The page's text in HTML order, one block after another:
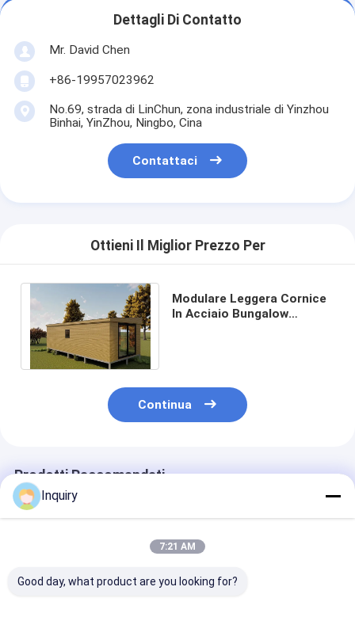
Dettagli Di Contatto
Mr. David Chen
+86-19957023962
No.69, strada di LinChun, zona industriale di Yinzhou
Binhai, YinZhou, Ningbo, Cina
Contattaci
Ottieni Il Miglior Prezzo Per
Modulare Leggera Cornice
In Acciaio Bungalow
Continua
Prodotti Raccomandati
Inquiry
7:21 AM
Good day, what product are you looking for?